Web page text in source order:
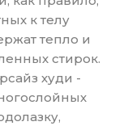
к телу
тепло и
стирок.
худи -